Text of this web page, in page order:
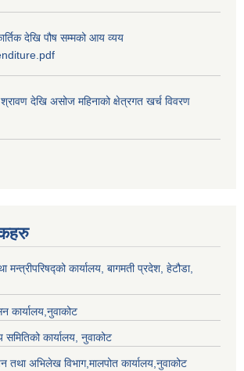
देखि पौष सम्मको आय व्यय
देखि असोज महिनाको क्षेत्रगत खर्च विवरण
मन्त्रीपरिषद्को कार्यालय, बागमती प्रदेश, हेटौडा,
कार्यालय,नुवाकोट
समितिको कार्यालय, नुवाकोट
तथा अभिलेख विभाग,मालपोत कार्यालय,नुवाकोट